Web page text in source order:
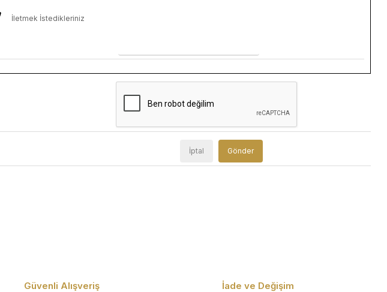
İletmek İstedikleriniz
İptal Gönder
Güvenli Alışveriş İade ve Değişim